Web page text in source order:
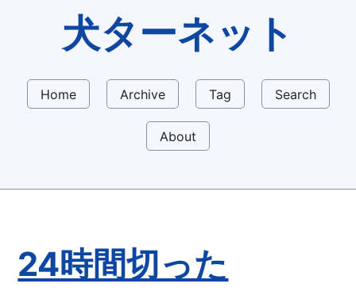
犬ターネット
Home Archive Tag Search
About
24時間切った